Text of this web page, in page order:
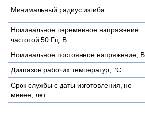
Минимальный радиус изгиба
Номинальное переменное напряжение
частотой 50 Гц, В
Номинальное постоянное напряжение, В
Диапазон рабочих температур, °C
Срок службы с даты изготовления, не
менее, лет